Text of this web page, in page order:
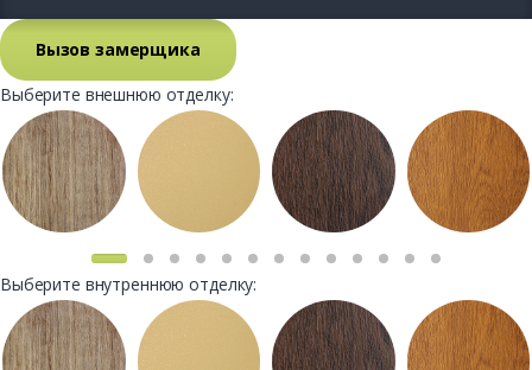
Вызов замерщика
Выберите внешнюю отделку:
Выберите внутреннюю отделку: